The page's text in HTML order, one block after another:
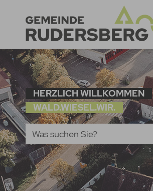
HERZLICH WILLKOMMEN
WALD.WIESEL.WIR.